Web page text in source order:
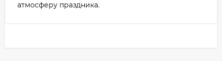
атмосферу праздника.